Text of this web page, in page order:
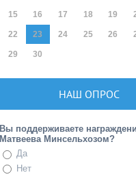
15 16 17 18 19
22 23 24 25 26
29 30
НАШ ОПРОС
Вы поддерживаете
Матвеева Минсельхозом?
Да
Нет